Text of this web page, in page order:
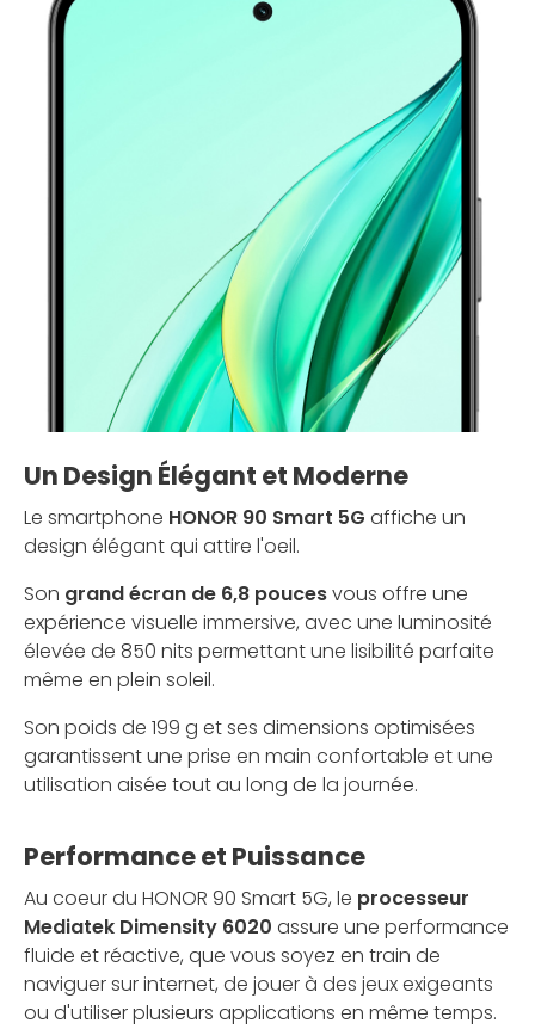
Un Design Élégant et Moderne
Le smartphone HONOR 90 Smart 5G affiche un
design élégant qui attire l'oeil.
Son grand écran de 6,8 poucesvous offre une
expérience visuelle immersive, avec une luminosité
élevée de 850 nits permettant une lisibilité parfaite
même en plein soleil.
Son poids de 199 g et ses dimensions optimisées
garantissent une prise en main confortable et une
utilisation aisée tout au long de la journée.
Performance et Puissance
Au coeur du HONOR 90 Smart 5G, le processeur
Mediatek Dimensity 6020 assure une performance
fluide et réactive, que vous soyez en train de
naviguer sur internet, de jouer à des jeux exigeants
ou d'utiliser plusieurs applications en même temps.